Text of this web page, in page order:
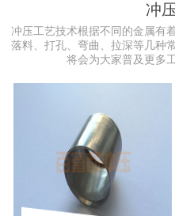
冲
冲压工艺技术根据不同的金属有
落料、打孔、弯曲、拉深等几种
将会为大家普及更多